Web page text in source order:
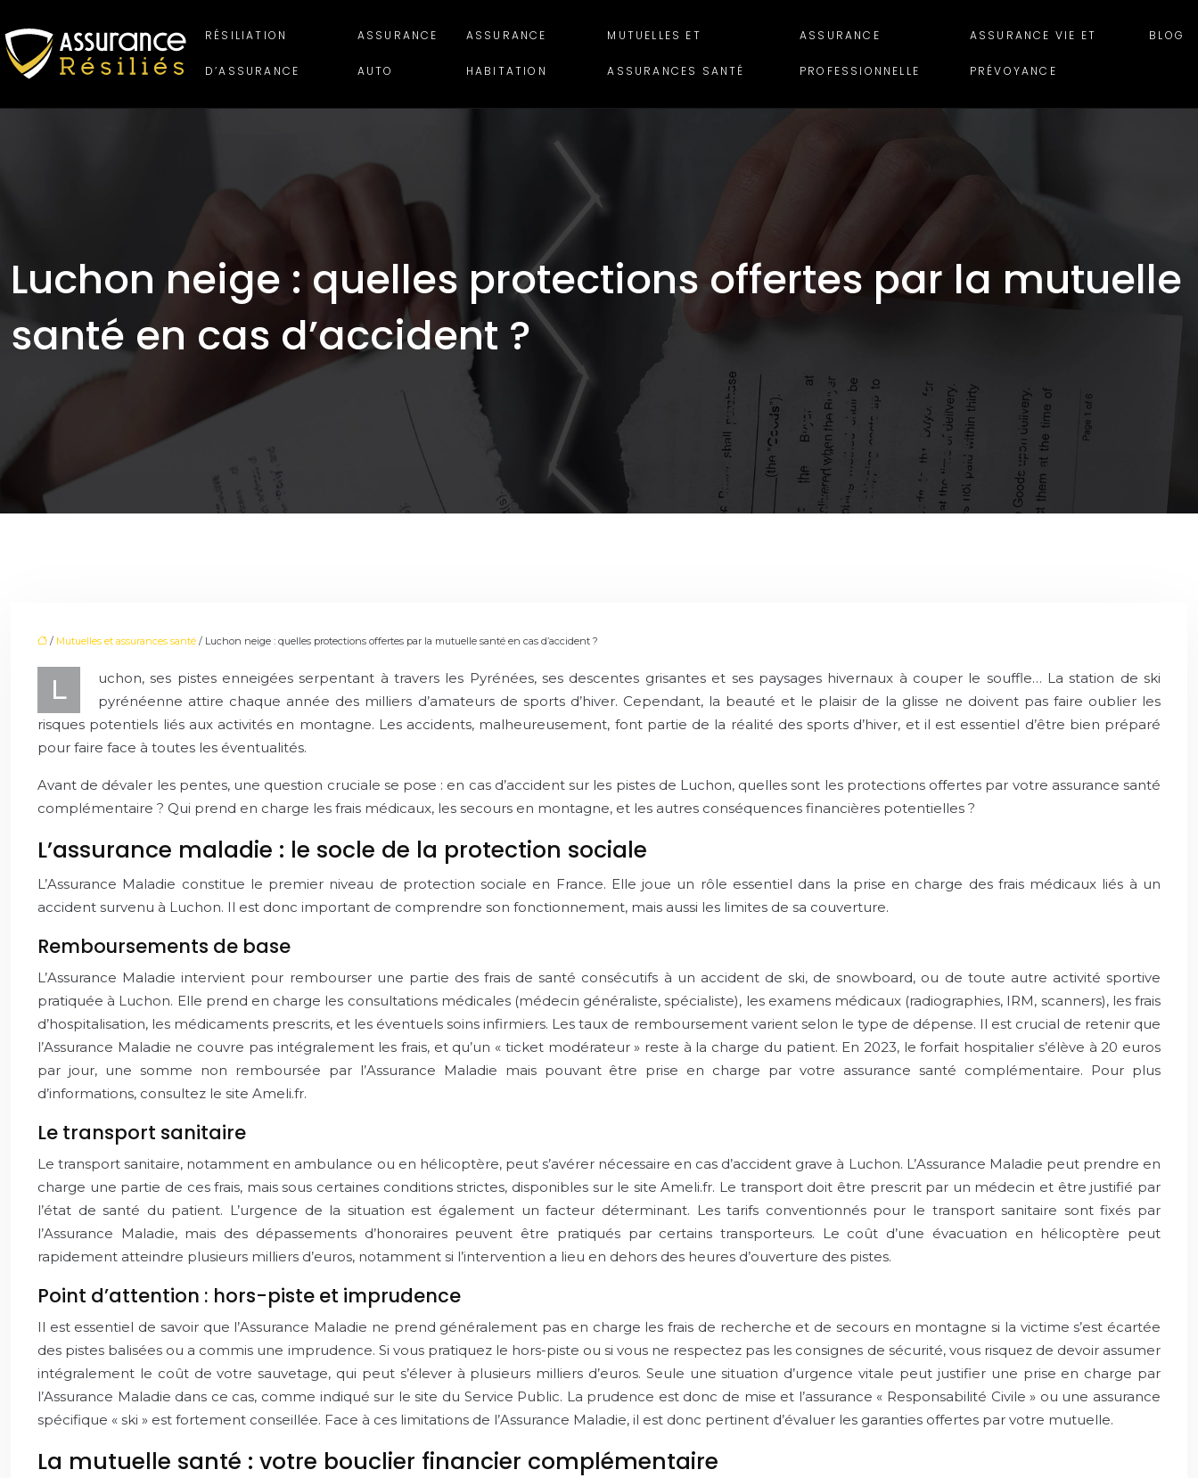
RÉSILIATION
D’ASSURANCE
ASSURANCE
AUTO
ASSURANCE
HABITATION
MUTUELLES ET
ASSURANCES SANTÉ
ASSURANCE
PROFESSIONNELLE
ASSURANCE VIE ET
PRÉVOYANCE
BLOG
Luchon neige : quelles protections offertes par la mutuelle
santé en cas d’accident ?
/ Mutuelles et assurances santé / Luchon neige : quelles protections offertes par la mutuelle santé en cas d’accident ?
L
uchon, ses pistes enneigées serpentant à travers les Pyrénées, ses descentes grisantes et ses paysages hivernaux à couper le souffle… La station de ski
pyrénéenne attire chaque année des milliers d’amateurs de sports d’hiver. Cependant, la beauté et le plaisir de la glisse ne doivent pas faire oublier les
risques potentiels liés aux activités en montagne. Les accidents, malheureusement, font partie de la réalité des sports d’hiver, et il est essentiel d’être bien préparé
pour faire face à toutes les éventualités.
Avant de dévaler les pentes, une question cruciale se pose : en cas d’accident sur les pistes de Luchon, quelles sont les protections offertes par votre assurance santé
complémentaire ? Qui prend en charge les frais médicaux, les secours en montagne, et les autres conséquences financières potentielles ?
L’assurance maladie : le socle de la protection sociale
L’Assurance Maladie constitue le premier niveau de protection sociale en France. Elle joue un rôle essentiel dans la prise en charge des frais médicaux liés à un
accident survenu à Luchon. Il est donc important de comprendre son fonctionnement, mais aussi les limites de sa couverture.
Remboursements de base
L’Assurance Maladie intervient pour rembourser une partie des frais de santé consécutifs à un accident de ski, de snowboard, ou de toute autre activité sportive
pratiquée à Luchon. Elle prend en charge les consultations médicales (médecin généraliste, spécialiste), les examens médicaux (radiographies, IRM, scanners), les frais
d’hospitalisation, les médicaments prescrits, et les éventuels soins infirmiers. Les taux de remboursement varient selon le type de dépense. Il est crucial de retenir que
l’Assurance Maladie ne couvre pas intégralement les frais, et qu’un « ticket modérateur » reste à la charge du patient. En 2023, le forfait hospitalier s’élève à 20 euros
par jour, une somme non remboursée par l’Assurance Maladie mais pouvant être prise en charge par votre assurance santé complémentaire. Pour plus
d’informations, consultez le site Ameli.fr.
Le transport sanitaire
Le transport sanitaire, notamment en ambulance ou en hélicoptère, peut s’avérer nécessaire en cas d’accident grave à Luchon. L’Assurance Maladie peut prendre en
charge une partie de ces frais, mais sous certaines conditions strictes, disponibles sur le site Ameli.fr. Le transport doit être prescrit par un médecin et être justifié par
l’état de santé du patient. L’urgence de la situation est également un facteur déterminant. Les tarifs conventionnés pour le transport sanitaire sont fixés par
l’Assurance Maladie, mais des dépassements d’honoraires peuvent être pratiqués par certains transporteurs. Le coût d’une évacuation en hélicoptère peut
rapidement atteindre plusieurs milliers d’euros, notamment si l’intervention a lieu en dehors des heures d’ouverture des pistes.
Point d’attention : hors-piste et imprudence
Il est essentiel de savoir que l’Assurance Maladie ne prend généralement pas en charge les frais de recherche et de secours en montagne si la victime s’est écartée
des pistes balisées ou a commis une imprudence. Si vous pratiquez le hors-piste ou si vous ne respectez pas les consignes de sécurité, vous risquez de devoir assumer
intégralement le coût de votre sauvetage, qui peut s’élever à plusieurs milliers d’euros. Seule une situation d’urgence vitale peut justifier une prise en charge par
l’Assurance Maladie dans ce cas, comme indiqué sur le site du Service Public. La prudence est donc de mise et l’assurance « Responsabilité Civile » ou une assurance
spécifique « ski » est fortement conseillée. Face à ces limitations de l’Assurance Maladie, il est donc pertinent d’évaluer les garanties offertes par votre mutuelle.
La mutuelle santé : votre bouclier financier complémentaire